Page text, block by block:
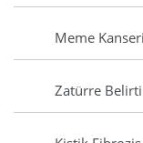
Meme
Zatürre